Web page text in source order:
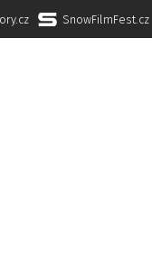
SnowFilmFest.cz